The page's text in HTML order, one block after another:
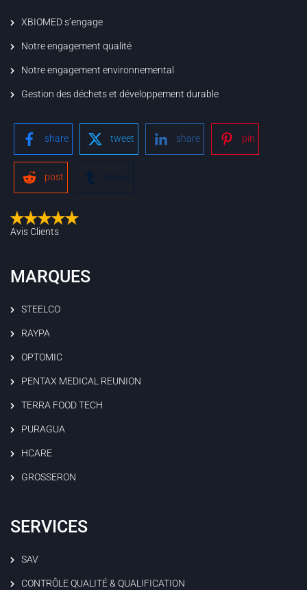
XBIOMED s’engage
Notre engagement qualité
Notre engagement environnemental
Gestion des déchets et développement durable
share tweet share pin
post share
Avis Clients
MARQUES
STEELCO
RAYPA
OPTOMIC
PENTAX MEDICAL REUNION
TERRA FOOD TECH
PURAGUA
HCARE
GROSSERON
SERVICES
SAV
CONTRÔLE QUALITÉ & QUALIFICATION